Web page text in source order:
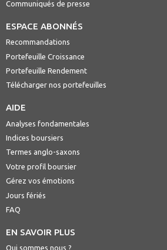
Communiqués de presse
ESPACE ABONNÉS
Recommandations
Portefeuille Croissance
Portefeuille Rendement
Télécharger nos portefeuilles
AIDE
Analyses fondamentales
Indices boursiers
Termes anglo-saxons
Votre profil boursier
Gérez vos émotions
Jours fériés
FAQ
EN SAVOIR PLUS
Qui sommes nous ?